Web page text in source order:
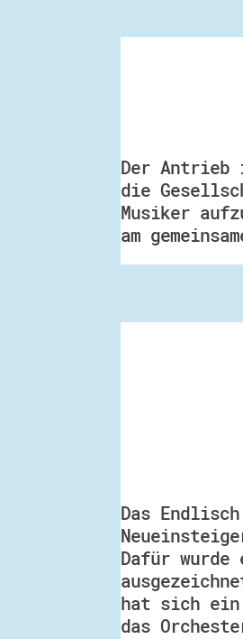
Der Antrieb
die
Musiker
am
Das
Dafür
hat sich ein
das